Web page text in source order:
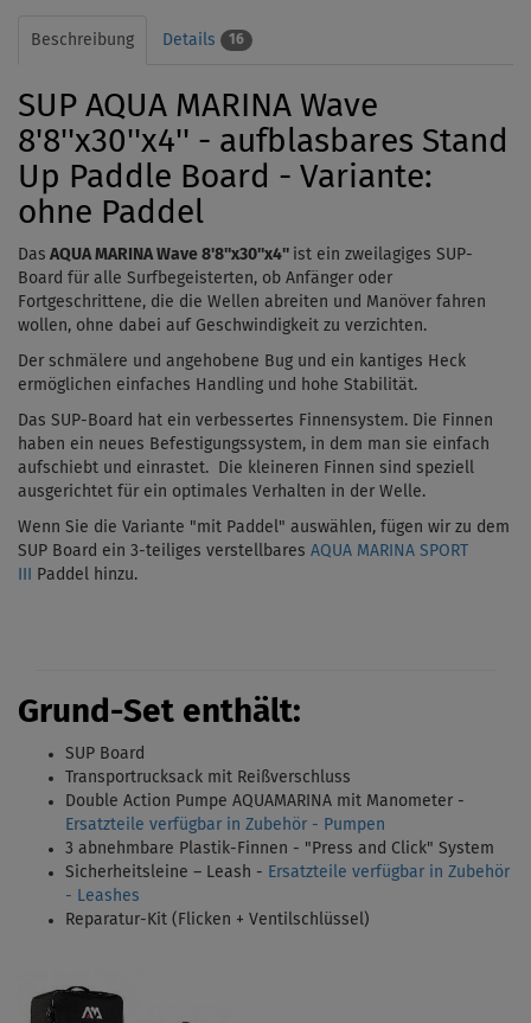
Beschreibung Details 16
SUP AQUA MARINA Wave
8'8''x30''x4'' - aufblasbares Stand
Up Paddle Board - Variante:
ohne Paddel
Das AQUA MARINA Wave 8'8''x30''x4'' ist ein zweilagiges SUP-
Board für alle Surfbegeisterten, ob Anfänger oder
Fortgeschrittene, die die Wellen abreiten und Manöver fahren
wollen, ohne dabei auf Geschwindigkeit zu verzichten.
Der schmälere und angehobene Bug und ein kantiges Heck
ermöglichen einfaches Handling und hohe Stabilität.
Das SUP-Board hat ein verbessertes Finnensystem. Die Finnen
haben ein neues Befestigungssystem, in dem man sie einfach
aufschiebt und einrastet. Die kleineren Finnen sind speziell
ausgerichtet für ein optimales Verhalten in der Welle.
Wenn Sie die Variante "mit Paddel" auswählen, fügen wir zu dem
SUP Board ein 3-teiliges verstellbares AQUA MARINA SPORT
Paddel hinzu.
Grund-Set enthält:
SUP Board
Transportrucksack mit Reißverschluss
Double Action Pumpe AQUAMARINA mit Manometer -
Ersatzteile verfügbar in Zubehör - Pumpen
3 abnehmbare Plastik-Finnen - "Press and Click" System
Sicherheitsleine – Leash - Ersatzteile verfügbar in Zubehör
- Leashes
Reparatur-Kit (Flicken + Ventilschlüssel)